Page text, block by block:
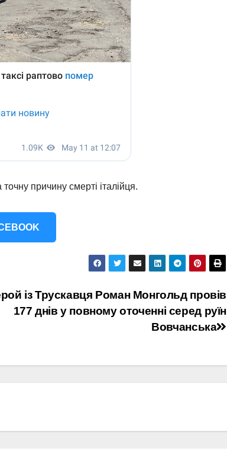
причину смерті італійця.
із Трускавця Роман Монгольд провів
177 днів у повному оточенні серед руїн
Вовчанська